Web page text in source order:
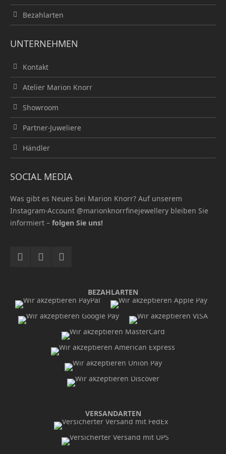
Bezahlarten
UNTERNEHMEN
Kontakt
Atelier Marion Knorr
Showroom
Partner-Juweliere
Händler
SOCIAL MEDIA
Was gibt es Neues bei Marion Knorr? Auf unserem
Instagram-Account @marionknorrfinejewellery bleiben Sie
informiert – folgen Sie uns!
BEZAHLARTEN
VERSANDARTEN